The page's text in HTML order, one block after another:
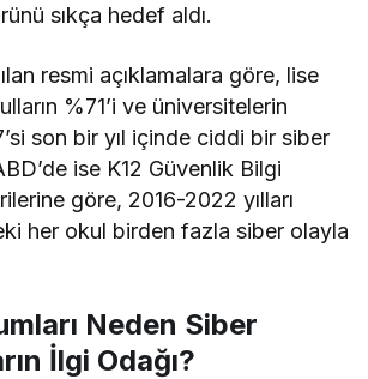
sıkça hedef aldı.
resmi açıklamalara göre, lise
%71’i ve üniversitelerin
son bir yıl içinde ciddi bir siber
ise K12 Güvenlik Bilgi
göre, 2016-2022 yılları
her okul birden fazla siber olayla
Neden Siber
İlgi Odağı?